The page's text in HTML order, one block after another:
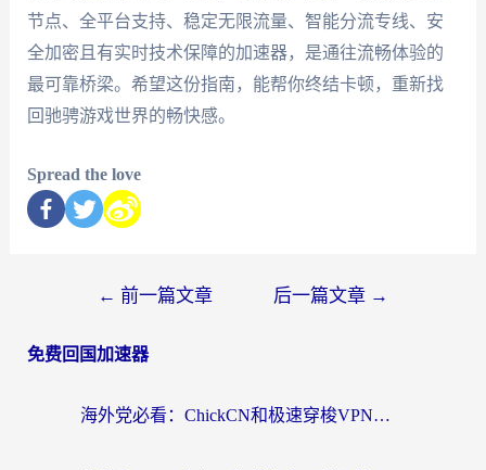
节点、全平台支持、稳定无限流量、智能分流专线、安
全加密且有实时技术保障的加速器，是通往流畅体验的
最可靠桥梁。希望这份指南，能帮你终结卡顿，重新找
回驰骋游戏世界的畅快感。
Spread the love
← 前一篇文章 后一篇文章 →
免费回国加速器
海外党必看：ChickCN和极速穿梭VPN好用吗？3招教你选对回国加速器无缝刷国内资源